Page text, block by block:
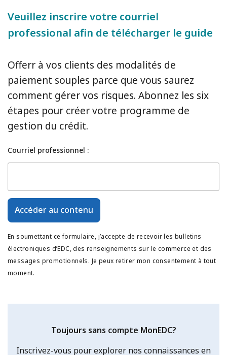
Veuillez inscrire votre courriel
professional afin de télécharger le guide
Offerr à vos clients des modalités de
paiement souples parce que vous saurez
comment gérer vos risques. Abonnez les six
étapes pour créer votre programme de
gestion du crédit.
Courriel professionnel :
En soumettant ce formulaire, j’accepte de recevoir les bulletins
électroniques d’EDC, des renseignements sur le commerce et des
messages promotionnels. Je peux retirer mon consentement à tout
moment.
Accéder au contenu
Toujours sans compte MonEDC?
Inscrivez-vous pour explorer nos connaissances en